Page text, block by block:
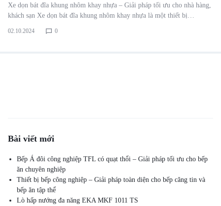
Xe dọn bát đĩa khung nhôm khay nhựa – Giải pháp tối ưu cho nhà hàng,
khách sạn Xe dọn bát đĩa khung nhôm khay nhựa là một thiết bị…
02.10.2024 0
Bài viết mới
Bếp Á đôi công nghiệp TFL có quạt thổi – Giải pháp tối ưu cho bếp
ăn chuyên nghiệp
Thiết bị bếp công nghiệp – Giải pháp toàn diện cho bếp căng tin và
bếp ăn tập thể
Lò hấp nướng đa năng EKA MKF 1011 TS